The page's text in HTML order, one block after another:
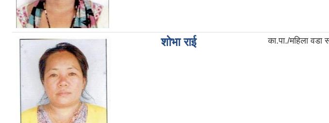
शोभा राई का.पा./महिला वडा